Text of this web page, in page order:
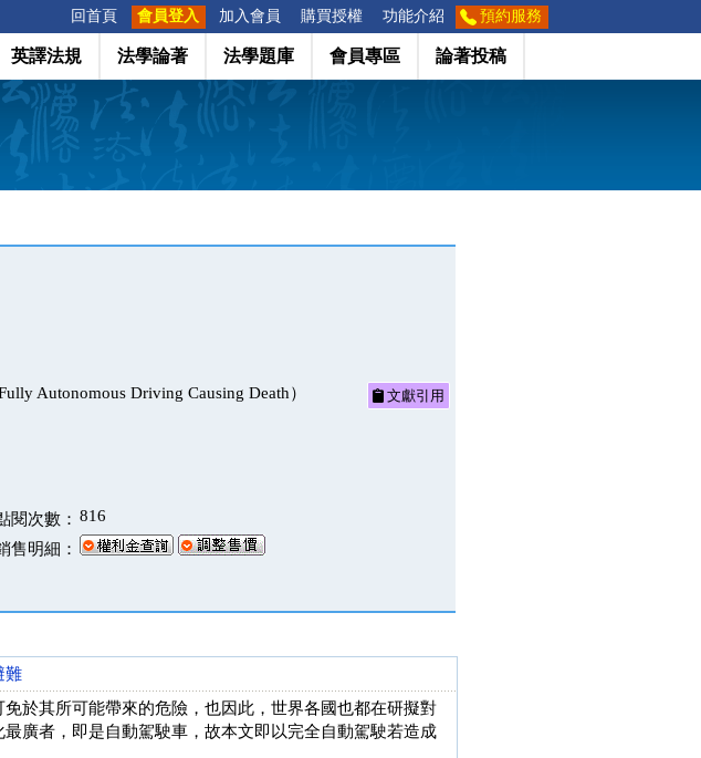
回首頁 會員登入 加入會員 購買授權 功能介紹 預約服務
英譯法規 法學論著 法學題庫 會員專區 論著投稿
Autonomous Driving Causing Death） 文獻引用
閱次數： 816
售明細：
難
於其所可能帶來的危險，也因此，世界各國也都在研擬對
廣者，即是自動駕駛車，故本文即以完全自動駕駛若造成